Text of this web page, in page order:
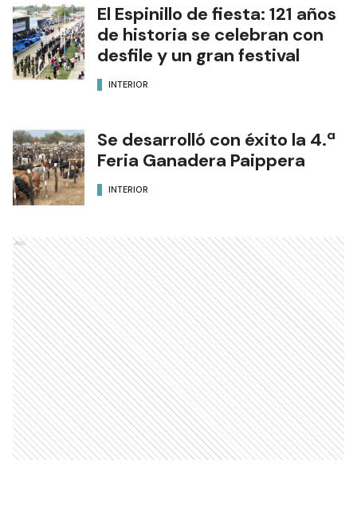
El Espinillo de fiesta: 121 años
de historia se celebran con
desfile y un gran festival
INTERIOR
Se desarrolló con éxito la 4.ª
Feria Ganadera Paippera
INTERIOR
Ads